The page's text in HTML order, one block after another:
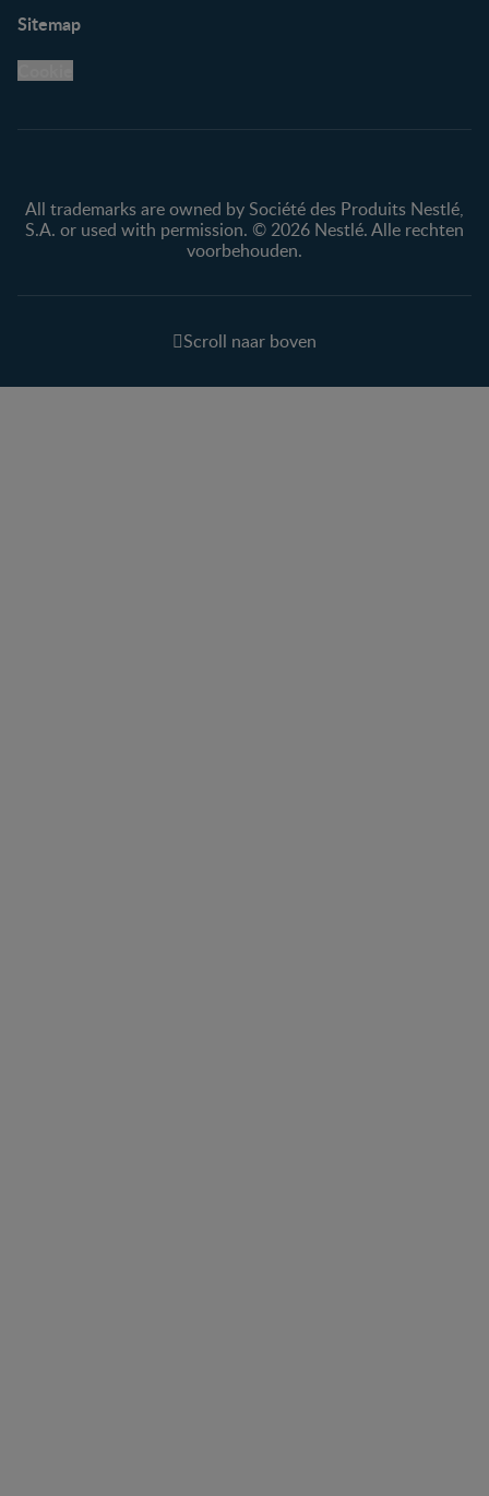
Sitemap
All trademarks are owned by Société des Produits Nestlé,
S.A. or used with permission. © 2026 Nestlé. Alle rechten
voorbehouden.
Scroll naar boven